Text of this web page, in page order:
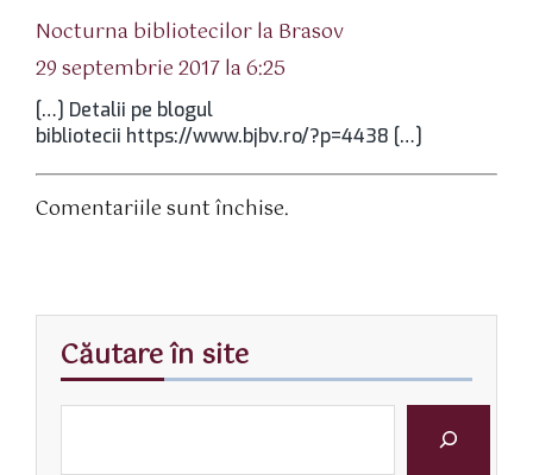
Nocturna bibliotecilor la Brasovspune:
29 septembrie 2017 la 6:25
[…] Detalii pe blogul
bibliotecii https://www.bjbv.ro/?p=4438 […]
Comentariile sunt închise.
Căutare în site